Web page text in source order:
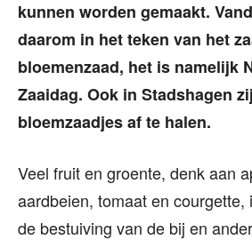
kunnen worden gemaakt.
daarom in het teken van het
bloemenzaad, het is namelijk
Zaaidag. Ook in Stadshagen
bloemzaadjes af te halen.
Veel fruit en groente, denk aan
aardbeien, tomaat en courgette,
de bestuiving van de bij en